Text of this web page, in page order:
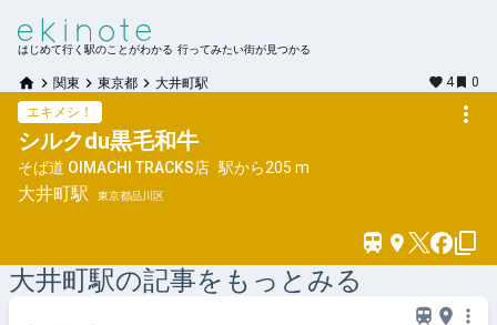
はじめて行く駅のことがわかる 行ってみたい街が見つかる
関東 東京都 大井町駅 4
0
エキメシ！
シルクdu黒毛和牛
そば道 OIMACHI TRACKS店 駅から205 m
大井町駅 東京都品川区
大井町駅の記事をもっとみる